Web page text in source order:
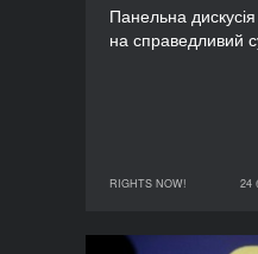
Панельна
на справедливий
RIGHTS NOW! 24
24 березня 2019